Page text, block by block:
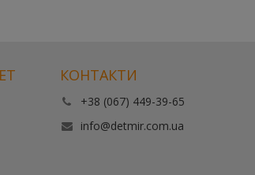
КОНТАКТИ
+38 (067) 449-39-65
info@detmir.com.ua